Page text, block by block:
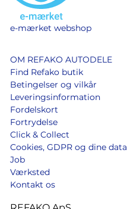
e-mærket webshop
OM REFAKO AUTODELE
Find Refako butik
Betingelser og vilkår
Leveringsinformation
Fordelskort
Fortrydelse
Click & Collect
Cookies, GDPR og dine data
Job
Værksted
Kontakt os